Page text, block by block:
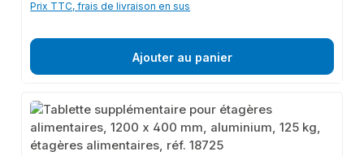
Prix TTC, frais de livraison en sus
Ajouter au panier